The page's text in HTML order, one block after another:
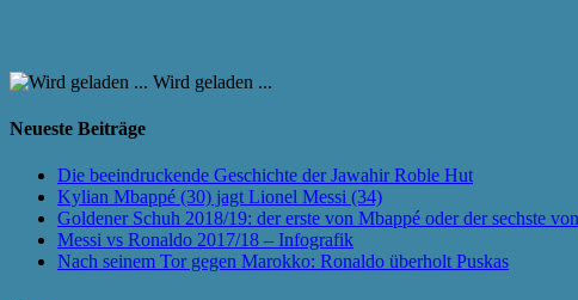
Wird geladen ...
Neueste Beiträge
Die beeindruckende Geschichte der Jawahir Roble Hut
Kylian Mbappé (30) jagt Lionel Messi (34)
Goldener Schuh 2018/19: der erste von Mbappé oder der sechste
Messi vs Ronaldo 2017/18 – Infografik
Nach seinem Tor gegen Marokko: Ronaldo überholt Puskas